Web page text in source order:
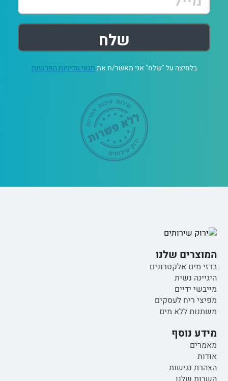
בלחיצה על "שלח" אני מאשר/ת אתתנאי מדיניות הפרטיות
המוצרים שלנו
ברזי מים אלקטרונים
היגיינה נשית
מייבשי ידיים
מפיצי ריח לעסקים
משתנות ללא מים
מידע נוסף
מאמרים
אודות
הצהרת נגישות